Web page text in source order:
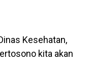
Kesehatan,
kita akan